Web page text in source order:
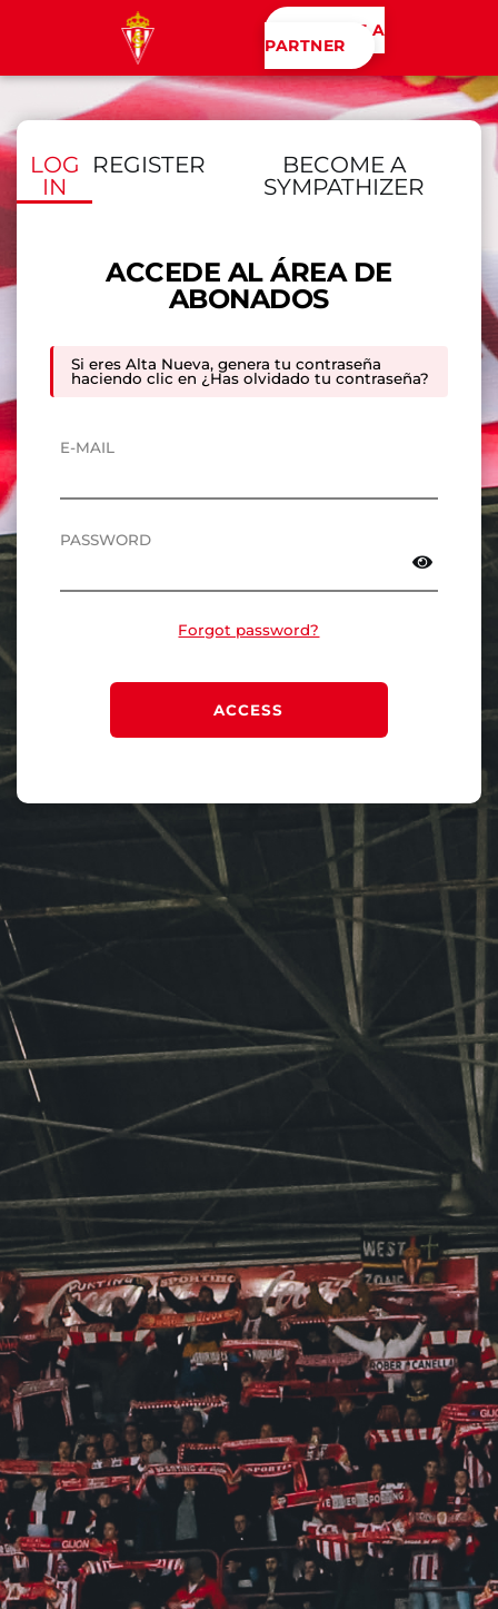
BECAME A
PARTNER
LOG
IN
REGISTER
BECOME A
SYMPATHIZER
ACCEDE AL ÁREA DE
ABONADOS
Si eres Alta Nueva, genera tu contraseña
haciendo clic en ¿Has olvidado tu contraseña?
E-MAIL
PASSWORD
Forgot password?
ACCESS